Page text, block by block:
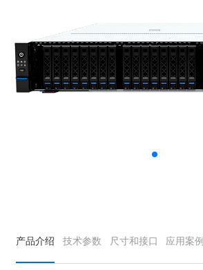
产品介绍 技术参数 尺寸和接口 应用案例